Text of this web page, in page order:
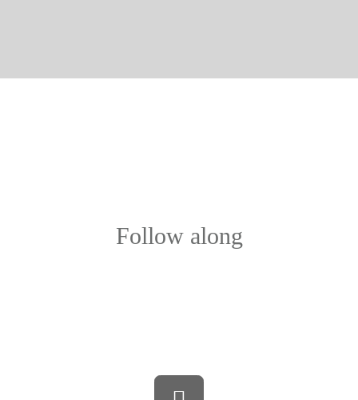
Follow along